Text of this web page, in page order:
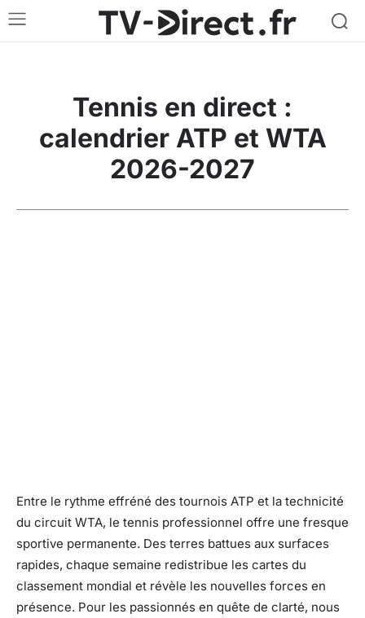
Tennis en direct :
calendrier ATP et WTA
2026-2027
Entre le rythme effréné des tournois ATP et la technicité
du circuit WTA, le tennis professionnel offre une fresque
sportive permanente. Des terres battues aux surfaces
rapides, chaque semaine redistribue les cartes du
classement mondial et révèle les nouvelles forces en
présence. Pour les passionnés en quête de clarté, nous